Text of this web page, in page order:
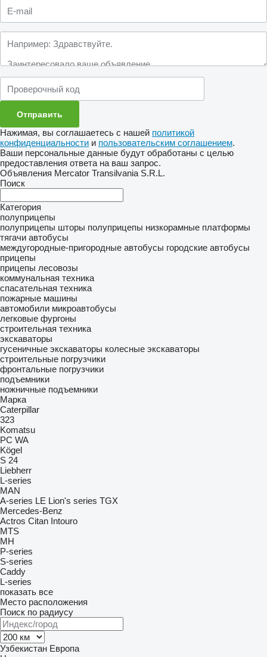
Нажимая, вы соглашаетесь с нашей политикой
конфиденциальности и пользовательским соглашением.
Ваши персональные данные будут обработаны с целью
предоставления ответа на ваш запрос.
Объявления Mercator Transilvania S.R.L.
Поиск
Категория
полуприцепы
полуприцепы шторы полуприцепы низкорамные платформы
тягачи автобусы
междугородные-пригородные автобусы городские автобусы
прицепы
прицепы лесовозы
коммунальная техника
спасательная техника
пожарные машины
автомобили микроавтобусы
легковые фургоны
строительная техника
экскаваторы
гусеничные экскаваторы колесные экскаваторы
строительные погрузчики
фронтальные погрузчики
подъемники
ножничные подъемники
Марка
Caterpillar
323
Komatsu
PC WA
Kögel
S 24
Liebherr
L-series
MAN
A-series LE Lion's series TGX
Mercedes-Benz
Actros Citan Intouro
MTS
MH
P-series
S-series
Caddy
L-series
показать все
Место расположения
Поиск по радиусу
Узбекистан Европа